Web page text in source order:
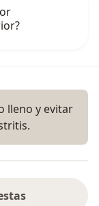
lleno y evitar